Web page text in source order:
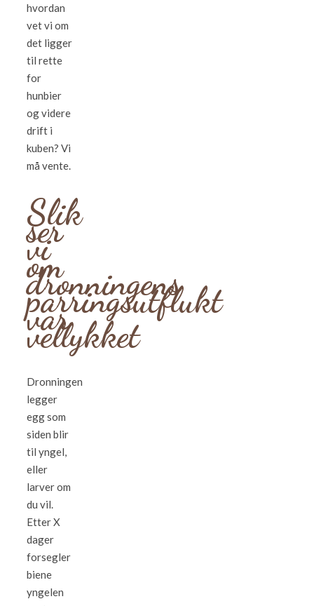
hvordan
vet vi om
det ligger
til rette
for
hunbier
og videre
drift i
kuben? Vi
må vente.
Slik
ser
vi
om
dronningens
parringsutflukt
var
vellykket
Dronningen
legger
egg som
siden blir
til yngel,
eller
larver om
du vil.
Etter X
dager
forsegler
biene
yngelen